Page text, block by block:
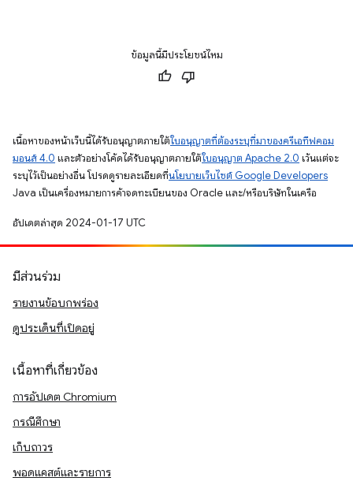
ข้อมูลนี้มีประโยชน์ไหม
เนื้อหาของหน้าเว็บนี้ได้รับอนุญาตภายใต้ใบอนุญาตที่ต้องระบุที่มาของครีเอทีฟคอม
มอนส์ 4.0 และตัวอย่างโค้ดได้รับอนุญาตภายใต้ใบอนุญาต Apache 2.0 เว้นแต่จะ
ระบุไว้เป็นอย่างอื่น โปรดดูรายละเอียดที่นโยบายเว็บไซต์ Google Developers
Java เป็นเครื่องหมายการค้าจดทะเบียนของ Oracle และ/หรือบริษัทในเครือ
อัปเดตล่าสุด 2024-01-17 UTC
มีส่วนร่วม
รายงานข้อบกพร่อง
ดูประเด็นที่เปิดอยู่
เนื้อหาที่เกี่ยวข้อง
การอัปเดต Chromium
กรณีศึกษา
เก็บถาวร
พอดแคสต์และรายการ